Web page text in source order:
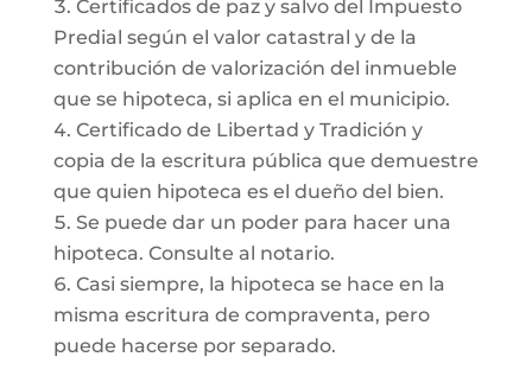
Certificados de paz y salvo del Impuesto
Predial según el valor catastral y de la
contribución de valorización del inmueble
que se hipoteca, si aplica en el municipio.
Certificado de Libertad y Tradición y
copia de la escritura pública que demuestre
que quien hipoteca es el dueño del bien.
Se puede dar un poder para hacer una
hipoteca. Consulte al notario.
Casi siempre, la hipoteca se hace en la
misma escritura de compraventa, pero
puede hacerse por separado.